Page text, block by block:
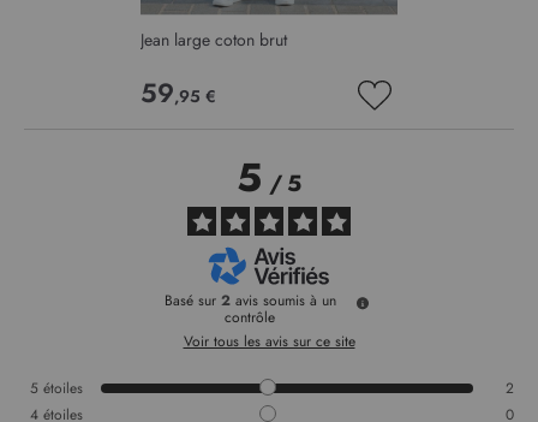
Jean large coton brut
59,95 €
5/5
Basé sur 2 avis soumis à un
contrôle
Voir tous les avis sur ce site
5 étoiles
2
4 étoiles 0